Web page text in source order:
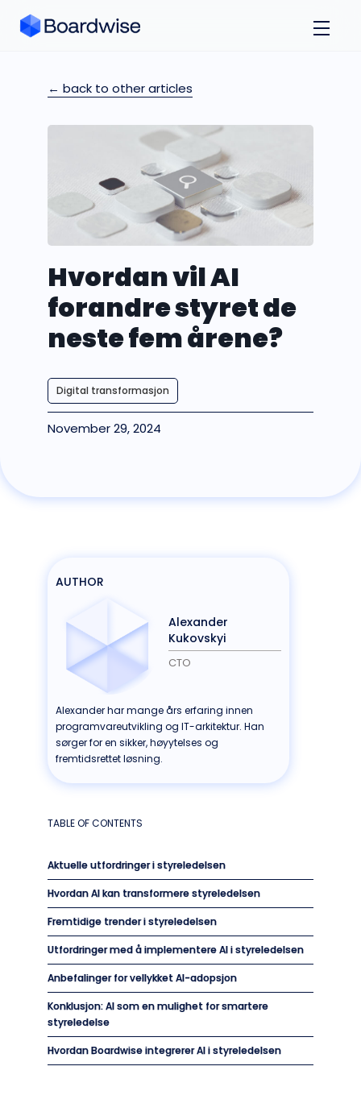
← back to other articles
Hvordan vil AI
forandre styret de
neste fem årene?
Digital transformasjon
November 29, 2024
AUTHOR
Alexander
Kukovskyi
CTO
Alexander har mange års erfaring innen
programvareutvikling og IT-arkitektur. Han
sørger for en sikker, høyytelses og
fremtidsrettet løsning.
TABLE OF CONTENTS
Aktuelle utfordringer i styreledelsen
Hvordan AI kan transformere styreledelsen
Fremtidige trender i styreledelsen
Utfordringer med å implementere AI i styreledelsen
Anbefalinger for vellykket AI-adopsjon
Konklusjon: AI som en mulighet for smartere
styreledelse
Hvordan Boardwise integrerer AI i styreledelsen